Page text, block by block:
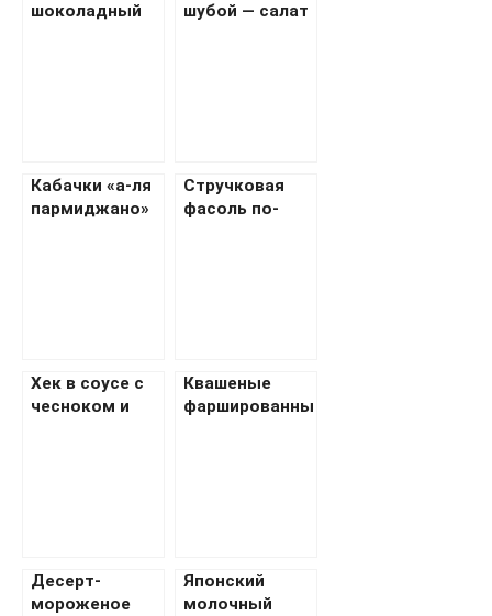
шоколадный
шубой — салат
Кабачки «а-ля
пармиджано»
Стручковая
фасоль по-
Хек в соусе с
чесноком и
Квашеные
фаршированны
Десерт-
мороженое
Японский
молочный